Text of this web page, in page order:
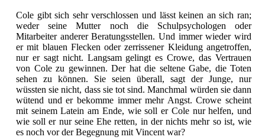
Cole gibt sich sehr verschlossen und lässt keinen an sich ran;
weder seine Mutter noch die Schulpsychologen oder
Mitarbeiter anderer Beratungsstellen. Und immer wieder wird
er mit blauen Flecken oder zerrissener Kleidung angetroffen,
nur er sagt nicht. Langsam gelingt es Crowe, das Vertrauen
von Cole zu gewinnen. Der hat die seltene Gabe, die Toten
sehen zu können. Sie seien überall, sagt der Junge, nur
wüssten sie nicht, dass sie tot sind. Manchmal würden sie dann
wütend und er bekomme immer mehr Angst. Crowe scheint
mit seinem Latein am Ende, wie soll er Cole nur helfen, und
wie soll er nur seine Ehe retten, in der nichts mehr so ist, wie
es noch vor der Begegnung mit Vincent war?